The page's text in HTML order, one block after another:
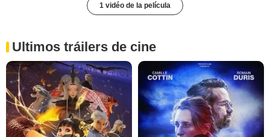
1 vidéo de la película
Ultimos tráilers de cine